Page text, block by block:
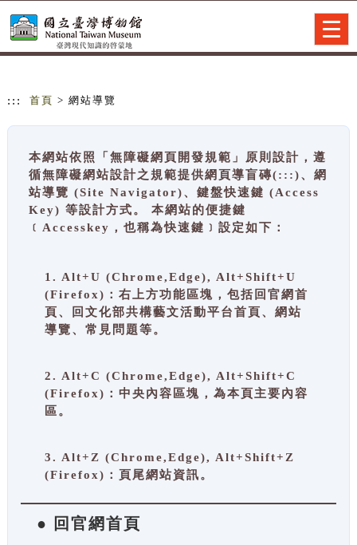
::: 首頁 > 網站導覽
本網站依照「無障礙網頁開發規範」原則設計，遵
循無障礙網站設計之規範提供網頁導盲磚(:::)、網
站導覽 (Site Navigator)、鍵盤快速鍵 (Access
Key) 等設計方式。 本網站的便捷鍵
﹝Accesskey，也稱為快速鍵﹞設定如下：
1. Alt+U (Chrome,Edge), Alt+Shift+U
(Firefox)：右上方功能區塊，包括回官網首
頁、回文化部共構藝文活動平台首頁、網站
導覽、常見問題等。
2. Alt+C (Chrome,Edge), Alt+Shift+C
(Firefox)：中央內容區塊，為本頁主要內容
區。
3. Alt+Z (Chrome,Edge), Alt+Shift+Z
(Firefox)：頁尾網站資訊。
● 回官網首頁